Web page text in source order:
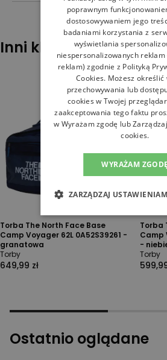
Inni klienci sprawdzali
Torba The North Face Base
Camp Voyager 62L 0A52S39261 -
granatowa
Torby
649,99 zł
Torba
Camp
-
Torby
Ostatnio oglądane
poprawnym
dostosowywaniem jego
badaniami korzystania z
wyświetlania
niespersonalizowanych
reklam) zgodnie z Polityką
Cookies. Możesz określić
przechowywania lub
cookies w Twojej
zaakceptowania tego faktu
w Wyrażam zgodę lub
cookies.
WYRAŻAM ZGODĘ
ZARZĄDZAJ